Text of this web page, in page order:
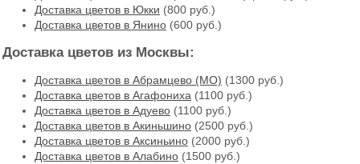
Доставка цветов в Юкки (800 руб.)
Доставка цветов в Янино (600 руб.)
Доставка цветов из Москвы:
Доставка цветов в Абрамцево (МО) (1300 руб.)
Доставка цветов в Агафониха (1100 руб.)
Доставка цветов в Адуево (1100 руб.)
Доставка цветов в Акиньшино (2500 руб.)
Доставка цветов в Аксиньино (2000 руб.)
Доставка цветов в Алабино (1500 руб.)